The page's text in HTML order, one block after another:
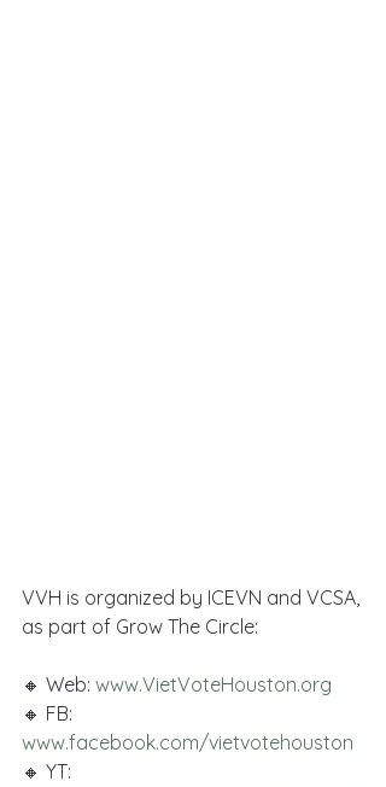
VVH is organized by ICEVN and VCSA,
as part of Grow The Circle:
🔸 Web: www.VietVoteHouston.org
🔸 FB:
www.facebook.com/vietvotehouston
🔸 YT: